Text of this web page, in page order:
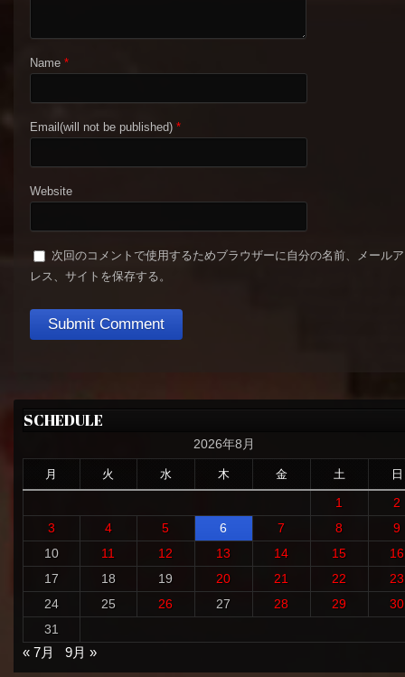
Name *
Email(will not be published) *
Website
次回のコメントで使用するためブラウザーに自分の名前、メール
レス、サイトを保存する。
SCHEDULE
2026年8月
月 火 水 木 金 土 日
1
2
3
4 5 6 7 8
9
10
11 12 13 14 15
16
17
18 19 20 21 22
23
24
25 26 27 28 29
30
31
« 7月
9月 »